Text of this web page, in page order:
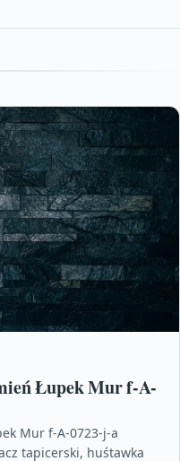
Łupek Mur f-A-
Mur f-A-0723-j-a
tapicerski, huśtawka